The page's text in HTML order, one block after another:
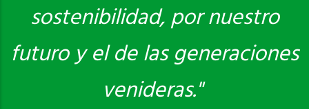
sostenibilidad, por nuestro
futuro y el de las generaciones
venideras."